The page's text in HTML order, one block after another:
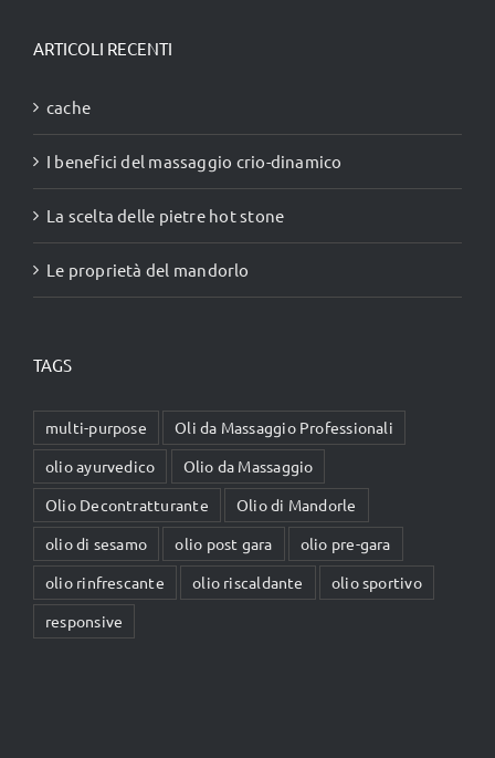
ARTICOLI RECENTI
cache
I benefici del massaggio crio-dinamico
La scelta delle pietre hot stone
Le proprietà del mandorlo
TAGS
multi-purpose
Oli da Massaggio Professionali
olio ayurvedico
Olio da Massaggio
Olio Decontratturante
Olio di Mandorle
olio di sesamo
olio post gara
olio pre-gara
olio rinfrescante
olio riscaldante
olio sportivo
responsive